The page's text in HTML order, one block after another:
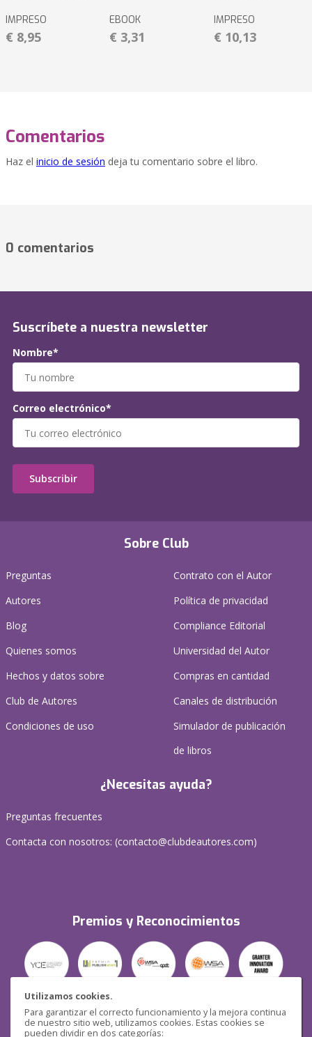
Utilizamos cookies.
Para garantizar el correcto funcionamiento y la mejora continua
de nuestro sitio web, utilizamos cookies. Estas cookies se
pueden dividir en dos categorías:
IMPRESO
€ 8,95
EBOOK
€ 3,31
IMPRESO
€ 10,13
Comentarios
Haz el inicio de sesión deja tu comentario sobre el libro.
0 comentarios
Sobre Club
Preguntas
Autores
Blog
Quienes somos
Hechos y datos sobre
Club de Autores
Condiciones de uso
Contrato con el Autor
Política de privacidad
Compliance Editorial
Universidad del Autor
Compras en cantidad
Canales de distribución
Simulador de publicación
de libros
¿Necesitas ayuda?
Preguntas frecuentes
Contacta con nosotros: (contacto@clubdeautores.com)
Premios y Reconocimientos
Seguridad
Suscríbete a nuestra newsletter
Nombre*
Correo electrónico*
Subscribir